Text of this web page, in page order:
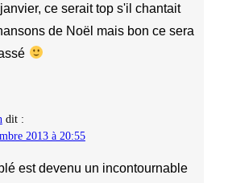
ce serait top s'il chantait
de Noël mais bon ce sera
dit :
2013 à 20:55
est devenu un incontournable